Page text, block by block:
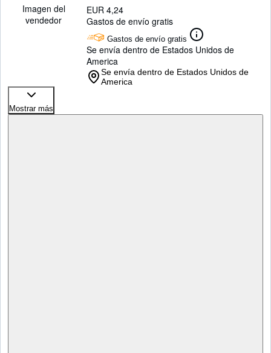
Imagen del
vendedor
EUR 4,24
Gastos de envío gratis
Gastos de envío gratis
Se envía dentro de Estados Unidos de
America
Se envía dentro de Estados Unidos de
America
Mostrar más